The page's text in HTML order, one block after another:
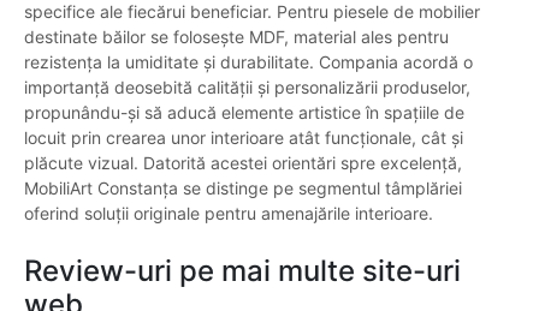
specifice ale fiecărui beneficiar. Pentru piesele de mobilier
destinate băilor se folosește MDF, material ales pentru
rezistența la umiditate și durabilitate. Compania acordă o
importanță deosebită calității și personalizării produselor,
propunându-și să aducă elemente artistice în spațiile de
locuit prin crearea unor interioare atât funcționale, cât și
plăcute vizual. Datorită acestei orientări spre excelență,
MobiliArt Constanța se distinge pe segmentul tâmplăriei
oferind soluții originale pentru amenajările interioare.
Review-uri pe mai multe site-uri